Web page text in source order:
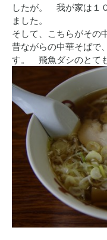
したが。 我が家は１
ました。
そして、こちらがその
昔ながらの中華そばで
す。 飛魚ダシのとて